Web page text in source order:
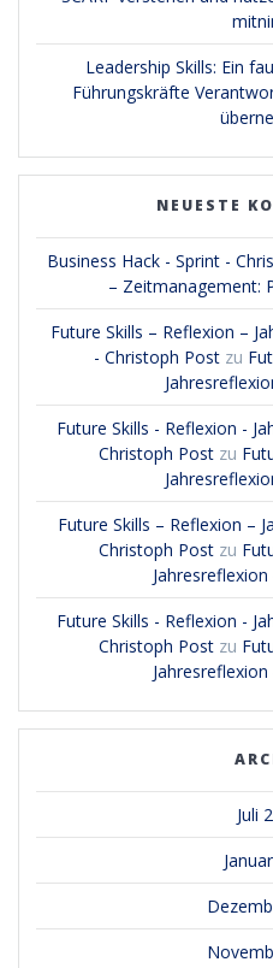
Leadership Skills: Ein
Führungskräfte
NEUESTE
Business Hack - Sprint -
– Zeitmanagement:
Future Skills – Reflexion –
- Christoph Postzu
Future Skills - Reflexion -
Christoph Post zu
Future Skills – Reflexion –
Christoph Post zu
Future Skills - Reflexion -
Christoph Post zu
Juli